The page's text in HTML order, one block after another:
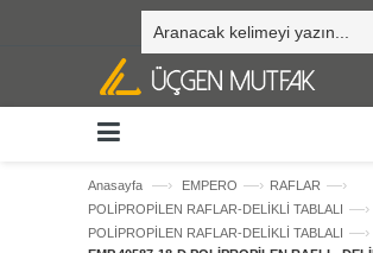
Anasayfa —› EMPERO —› RAFLAR —›
POLİPROPİLEN RAFLAR-DELİKLİ TABLALI —›
POLİPROPİLEN RAFLAR-DELİKLİ TABLALI —›